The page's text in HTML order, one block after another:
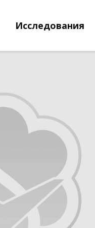
Исследования